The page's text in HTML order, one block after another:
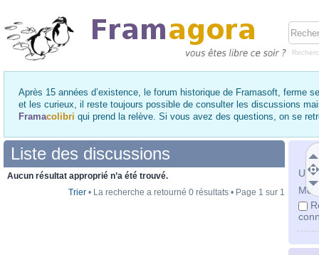
Après 15 années d’existence, le forum historique de Framasoft, ferme
et les curieux, il reste toujours possible de consulter les discussions
Framacolibri qui prend la relève. Si vous avez des questions, on se
Mot
Liste des discussions
Aucun résultat approprié n’a été trouvé.
Trier • La recherche a retourné 0 résultats • Page 1 sur 1